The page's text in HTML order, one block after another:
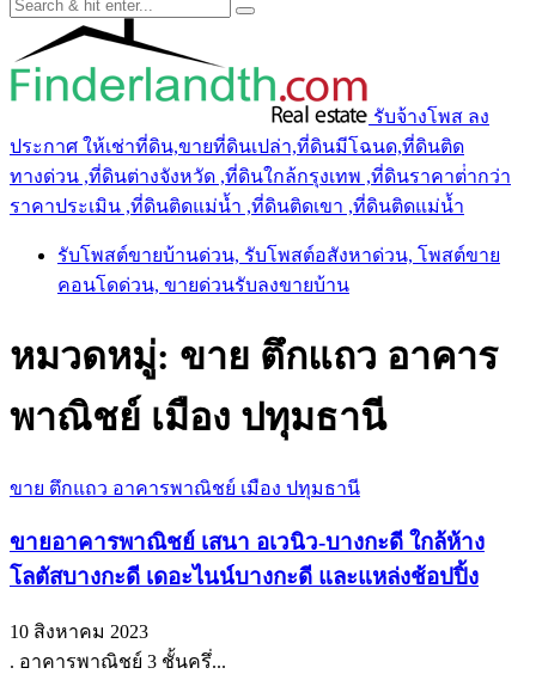
รับจ้างโพส ลง
ประกาศ ให้เช่าที่ดิน,ขายที่ดินเปล่า,ที่ดินมีโฉนด,ที่ดินติด
ทางด่วน ,ที่ดินต่างจังหวัด ,ที่ดินใกล้กรุงเทพ ,ที่ดินราคาต่ํากว่า
ราคาประเมิน ,ที่ดินติดแม่น้ำ ,ที่ดินติดเขา ,ที่ดินติดแม่น้ำ
รับโพสต์ขายบ้านด่วน, รับโพสต์อสังหาด่วน, โพสต์ขาย
คอนโดด่วน, ขายด่วนรับลงขายบ้าน
หมวดหมู่: ขาย ตึกแถว อาคาร
พาณิชย์ เมือง ปทุมธานี
ขาย ตึกแถว อาคารพาณิชย์ เมือง ปทุมธานี
ขายอาคารพาณิชย์ เสนา อเวนิว-บางกะดี ใกล้ห้าง
โลตัสบางกะดี เดอะไนน์บางกะดี และแหล่งช้อปปิ้ง
10 สิงหาคม 2023
. อาคารพาณิชย์ 3 ชั้นครึ่...